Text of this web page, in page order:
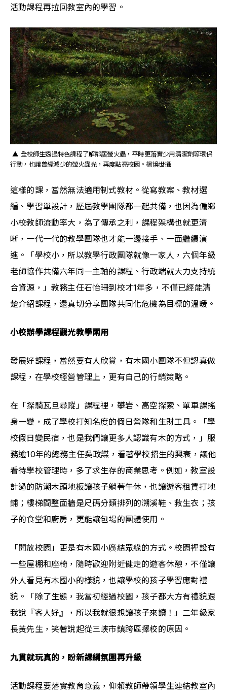
活動課程再拉回教室內的學習。
行動，也讓曾經減少的螢火蟲光，再度點亮校園。楊煥世攝
這樣的課，當然無法適用制式教材。從寫教案、教材選
編、學習單設計，歷屆教學團隊都一起共備，也因為偏鄉
小校教師流動率大，為了傳承之利，課程架構也就更清
晰，一代一代的教學團隊也才能一邊接手、一面繼續演
進。「學校小，所以教學行政團隊就像一家人，六個年級
老師協作共備六年同一主軸的課程、行政端就大力支持統
合資源，」教務主任石怡珊到校才1年多，不僅已經能清
楚介紹課程，還真切分享團隊共同化危機為目標的溫暖。
小校辦學課程觀光教學兩用
發展好課程，當然要有人欣賞，有木國小團隊不但認真做
課程，在學校經營管理上，更有自己的行銷策略。
在「探騎瓦旦尋蹤」課程裡，攀岩、高空探索、單車課搖
身一變，成了學校打知名度的假日營隊和生財工具。「學
校假日變民宿，也是我們讓更多人認識有木的方式，」服
務逾10年的總務主任吳政謀，看著學校招生的興衰，讓他
看待學校管理時，多了求生存的商業思考。例如，教室設
計過的防潮木頭地板讓孩子躺著午休，也讓遊客租賃打地
鋪；樓梯間整面牆是尺碼分類排列的溯溪鞋、救生衣；孩
子的食堂和廚房，更能讓包場的團體使用。
「開放校園」更是有木國小廣結眾緣的方式。校園裡設有
一些屋棚和座椅，隨時歡迎附近健走的遊客休憩，不僅讓
外人看見有木國小的樣貌，也讓學校的孩子學習應對禮
貌。「除了生態，我當初經過校園，孩子都大方有禮貌跟
我說『客人好』，所以我就很想讓孩子來讀！」二年級家
長黃先生，笑著說起從三峽市鎮跨區擇校的原因。
九貫就玩真的，盼新課綱氛圍再升級
活動課程要落實教育意義，仰賴教師帶領學生連結教室內